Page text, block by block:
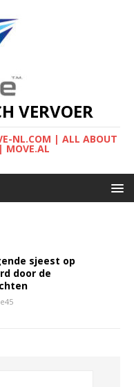
VERVOER
NL.COM | ALL ABOUT
MOVE.AL
sjeest op
door de